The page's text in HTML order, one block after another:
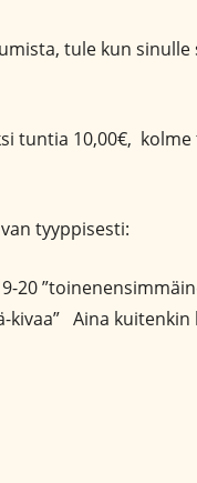
tule kun
tuntia 10,00€,
tyyppisesti:
20
kivaa” Aina